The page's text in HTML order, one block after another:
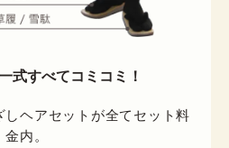
式すべてコミコミ！
ヘアセットが全てセット料
金内。